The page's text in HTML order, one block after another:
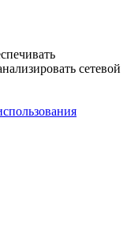
сетевой